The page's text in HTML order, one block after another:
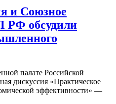
и Союзное
РФ обсудили
палате Российской
дискуссия «Практическое
эффективности» —